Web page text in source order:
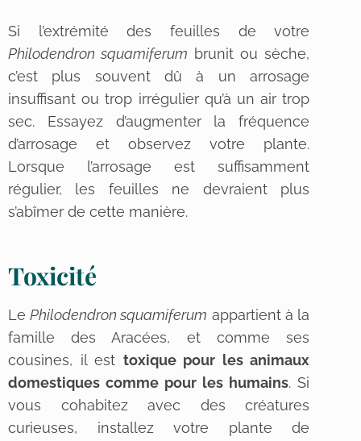
Si l’extrémité des feuilles de votre
Philodendron squamiferum brunit ou sèche,
c’est plus souvent dû à un arrosage
insuffisant ou trop irrégulier qu’à un air trop
sec. Essayez d’augmenter la fréquence
d’arrosage et observez votre plante.
Lorsque l’arrosage est suffisamment
régulier, les feuilles ne devraient plus
s’abîmer de cette manière.
Toxicité
LePhilodendron squamiferum appartient à la
famille des Aracées, et comme ses
cousines, il est toxique pour les animaux
domestiques comme pour les humains. Si
vous cohabitez avec des créatures
curieuses, installez votre plante de